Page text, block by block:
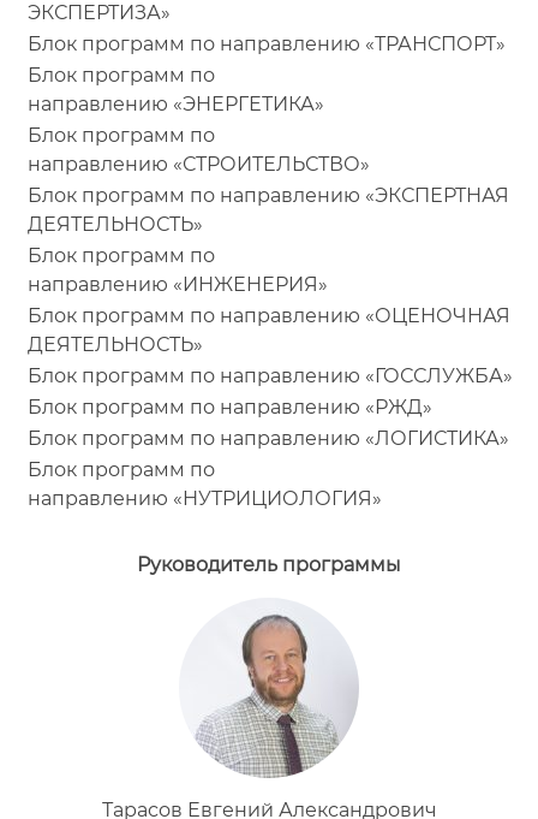
Руководитель программы
Тарасов Евгений Александрович
ЭКСПЕРТИЗА»
Блок программ по направлению «ТРАНСПОРТ»
Блок программ по
направлению «ЭНЕРГЕТИКА»
Блок программ по
направлению «СТРОИТЕЛЬСТВО»
Блок программ по направлению «ЭКСПЕРТНАЯ
ДЕЯТЕЛЬНОСТЬ»
Блок программ по
направлению «ИНЖЕНЕРИЯ»
Блок программ по направлению «ОЦЕНОЧНАЯ
ДЕЯТЕЛЬНОСТЬ»
Блок программ по направлению «ГОССЛУЖБА»
Блок программ по направлению «РЖД»
Блок программ по направлению «ЛОГИСТИКА»
Блок программ по
направлению «НУТРИЦИОЛОГИЯ»